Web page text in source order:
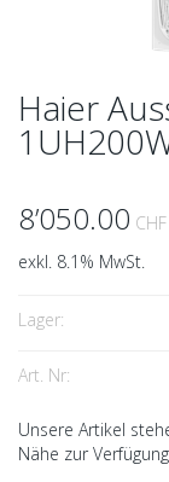
Haier
8’050.00 CHF
exkl. 8.1% MwSt.
Lager:
Art. Nr:
Unsere Artikel
Nähe zur